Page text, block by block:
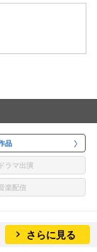
品
ドラマ出演
楽配信
さらに見る